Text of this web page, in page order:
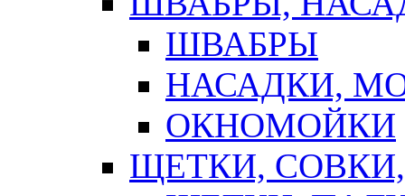
ШВАБРЫ
НАСАДКИ,
ОКНОМОЙКИ
ЩЕТКИ,